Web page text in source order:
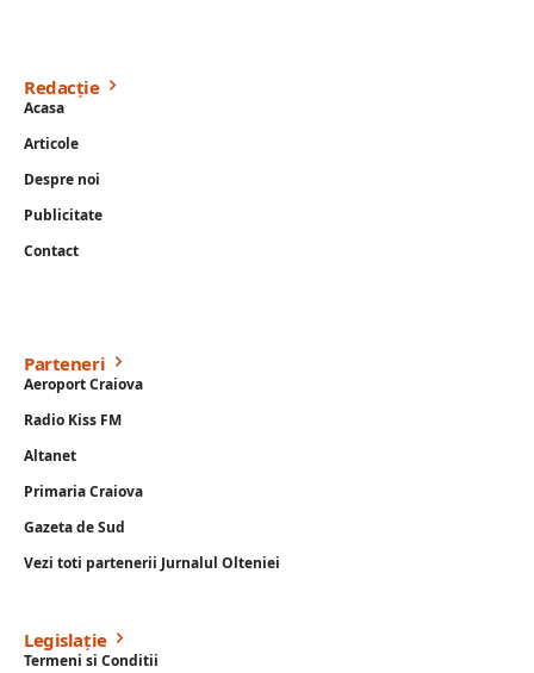
Redacție
Acasa
Articole
Despre noi
Publicitate
Contact
Parteneri
Aeroport Craiova
Radio Kiss FM
Altanet
Primaria Craiova
Gazeta de Sud
Vezi toti partenerii Jurnalul Olteniei
Legislație
Termeni si Conditii